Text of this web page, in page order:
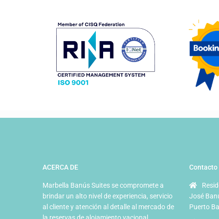
ACERCA DE
Marbella Banús Suites se compromete a
brindar un alto nivel de experiencia, servicio
al cliente y atención al detalle al mercado de
Contacto
José
Puerto